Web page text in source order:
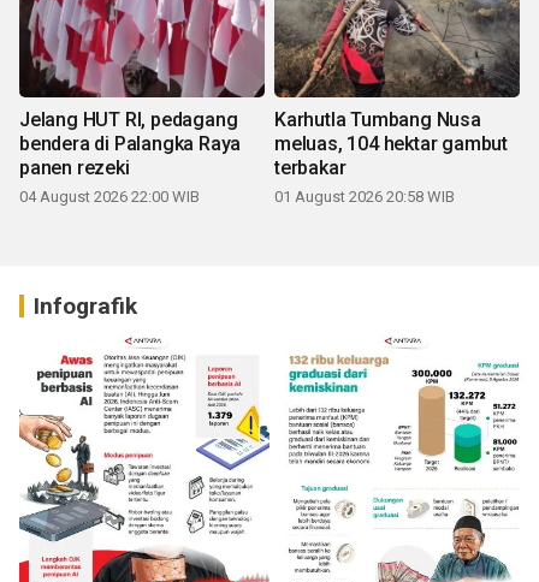
Jelang HUT RI, pedagang
bendera di Palangka Raya
panen rezeki
04 August 2026 22:00 WIB
Karhutla Tumbang Nusa
meluas, 104 hektar gambut
terbakar
01 August 2026 20:58 WIB
Infografik